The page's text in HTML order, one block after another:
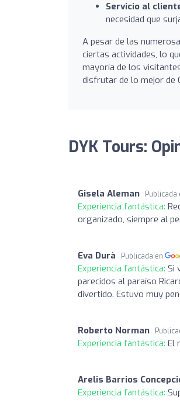
Servicio al
necesidad que
A pesar de las
ciertas actividades, lo
mayoría de los
disfrutar de lo mejor de
DYK Tours:
Gisela Aleman Publicada
Experiencia fantástica:
organizado, siempre al
Eva Durà Publicada en
Experiencia fantástica: Si
parecidos al paraíso
divertido. Estuvo muy
Roberto Norman
Experiencia fantástica: El
Arelis Barrios
Experiencia fantástica: